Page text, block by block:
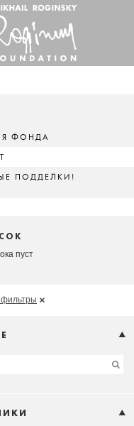
ФОНДА
ПОДДЕЛКИ!
пуст
фильтры